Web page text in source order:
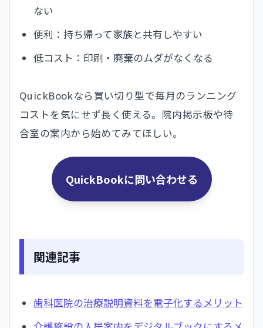
ない
便利：持ち帰って家族と共有しやすい
低コスト：印刷・廃棄のムダがなくなる
QuickBookなら買い切り型で毎月のランニング
コストを気にせず長く使える。院内掲示板や待
合室の案内から始めてみてほしい。
QuickBookに問い合わせる
関連記事
歯科医院の治療説明資料を電子化するメリット